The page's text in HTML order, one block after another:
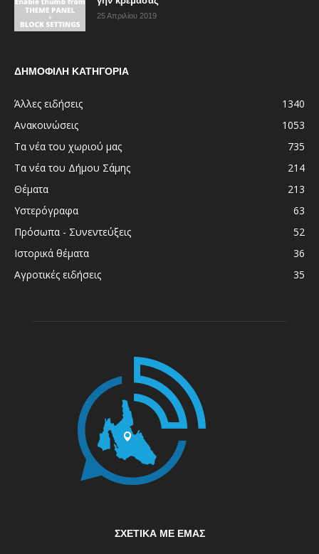
25 Απριλίου 2019
ΔΗΜΟΦΙΛΗ ΚΑΤΗΓΟΡΙΑ
Άλλες ειδήσεις
1340
Ανακοινώσεις
1053
Τα νέα του χωριού μας
735
Τα νέα του Δήμου Σάμης
214
Θέματα
213
Υστερόγραφα
63
Πρόσωπα - Συνεντεύξεις
52
Ιστορικά θέματα
36
Αγροτικές ειδήσεις
35
ΣΧΕΤΙΚΆ ΜΕ ΕΜΆΣ